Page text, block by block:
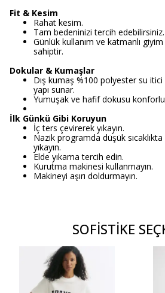
Fit & Kesim
Rahat kesim.
Tam bedeninizi tercih edebilirsiniz.
Günlük kullanım ve katmanlı
sahiptir.
Dokular & Kumaşlar
Dış kumaş %100 polyester su itici
yapı sunar.
Yumuşak ve hafif dokusu
İlk Günkü Gibi Koruyun
İç ters çevirerek yıkayın.
Nazik programda düşük
yıkayın.
Elde yıkama tercih edin.
Kurutma makinesi kullanmayın.
Makineyi aşırı doldurmayın.
SOFİSTİKE